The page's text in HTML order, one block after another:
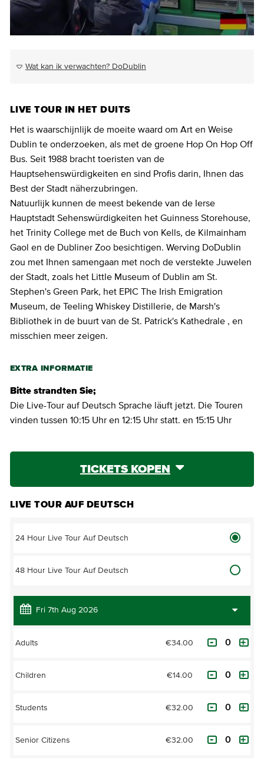
Wat kan ik verwachten? DoDublin
LIVE TOUR IN HET DUITS
Het is waarschijnlijk de moeite waard om Art en Weise
Dublin te onderzoeken, als met de groene Hop On Hop Off
Bus. Seit 1988 bracht toeristen van de
Hauptsehenswürdigkeiten en sind Profis darin, Ihnen das
Best der Stadt näherzubringen.
Natuurlijk kunnen de meest bekende van de Ierse
Hauptstadt Sehenswürdigkeiten het Guinness Storehouse,
het Trinity College met de Buch von Kells, de Kilmainham
Gaol en de Dubliner Zoo besichtigen. Werving DoDublin
zou met Ihnen samengaan met noch de verstekte Juwelen
der Stadt, zoals het Little Museum of Dublin am St.
Stephen's Green Park, het EPIC The Irish Emigration
Museum, de Teeling Whiskey Distillerie, de Marsh's
Bibliothek in de buurt van de St. Patrick's Kathedrale , en
misschien meer zeigen.
EXTRA INFORMATIE
Bitte strandten Sie;
Die Live-Tour auf Deutsch Sprache läuft jetzt. Die Touren
vinden tussen 10:15 Uhr en 12:15 Uhr statt. en 15:15 Uhr
TICKETS KOPEN
LIVE TOUR AUF DEUTSCH
24 Hour Live Tour Auf Deutsch
48 Hour Live Tour Auf Deutsch
Adults €34.00
Children €14.00
Students €32.00
Senior Citizens €32.00